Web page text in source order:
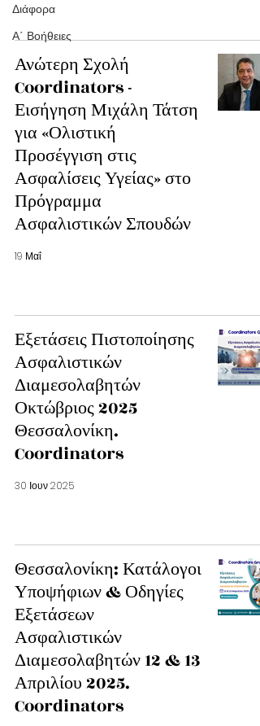
Διάφορα
Α΄ Βοήθειες
Ανώτερη Σχολή
Coordinators -
Εισήγηση Μιχάλη Τάτση
για «Ολιστική
Προσέγγιση στις
Ασφαλίσεις Υγείας» στο
Πρόγραμμα
Ασφαλιστικών Σπουδών
19 Μαΐ
Εξετάσεις Πιστοποίησης
Ασφαλιστικών
Διαμεσολαβητών
Οκτώβριος 2025
Θεσσαλονίκη.
Coordinators
30 Ιουν 2025
Θεσσαλονίκη: Κατάλογοι
Υποψήφιων & Οδηγίες
Εξετάσεων
Ασφαλιστικών
Διαμεσολαβητών 12 & 13
Απριλίου 2025.
Coordinators